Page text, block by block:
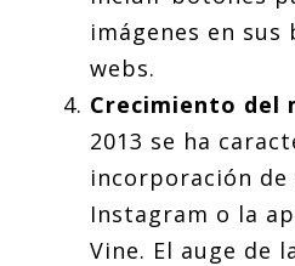
imágenes en sus
webs.
Crecimiento del
2013 se ha
incorporación de
Instagram o la
Vine. El auge de